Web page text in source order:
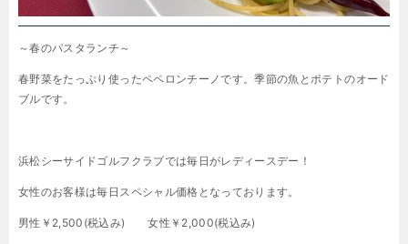
～春のパスタランチ～
春野菜をたっぷり使ったペペロンチーノです。季節の魚とポテトのオード
ブルです。
浜松シーサイドゴルフクラブでは毎日がレディースデー！
女性のお客様は毎日スペシャル価格となっております。
男性￥2,500(税込み) 女性￥2,000(税込み)